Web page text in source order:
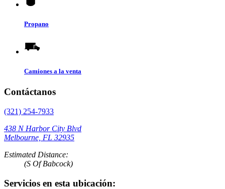
Propano
Camiones a la venta
Contáctanos
(321) 254-7933
438 N Harbor City Blvd
Melbourne, FL 32935
Estimated Distance:
(S Of Babcock)
Servicios en esta ubicación: